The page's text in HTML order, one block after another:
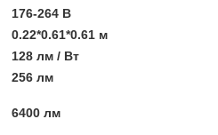
176-264 В
0.22*0.61*0.61 м
128 лм / Вт
256 лм
6400 лм